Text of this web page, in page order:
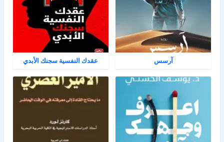
آرسس عقدك النفسية سجنك الأبدي